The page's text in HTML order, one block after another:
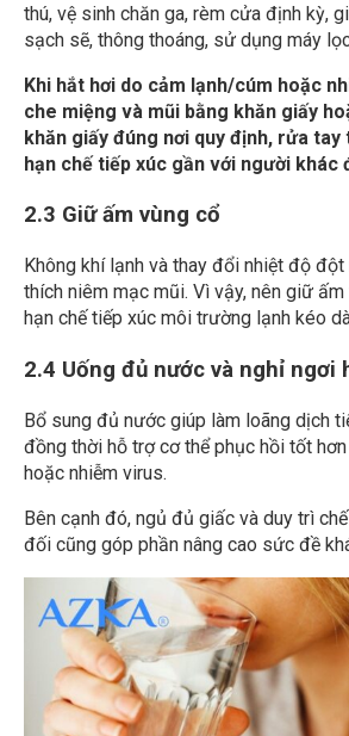
thú, vệ sinh chăn ga, rèm cửa định kỳ,
sạch sẽ, thông thoáng, sử dụng máy
Khi hắt hơi do cảm lạnh/cúm hoặc
che miệng và mũi bằng khăn giấy
khăn giấy đúng nơi quy định, rửa tay
hạn chế tiếp xúc gần với người khác
2.3 Giữ ấm vùng cổ
Không khí lạnh và thay đổi nhiệt độ
thích niêm mạc mũi. Vì vậy, nên giữ
hạn chế tiếp xúc môi trường lạnh kéo
2.4 Uống đủ nước và nghỉ ngơi
Bổ sung đủ nước giúp làm loãng dịch
đồng thời hỗ trợ cơ thể phục hồi tốt
hoặc nhiễm virus.
Bên cạnh đó, ngủ đủ giấc và duy trì
đối cũng góp phần nâng cao sức đề